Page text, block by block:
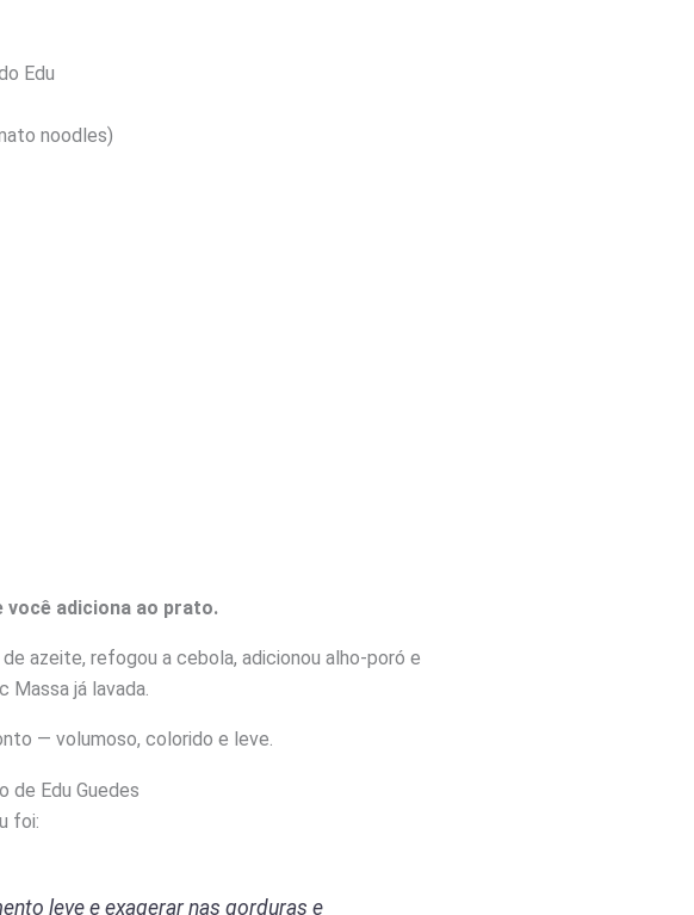
Edu
noodles)
você adiciona ao prato.
azeite, refogou a cebola, adicionou alho-poró e
Massa já lavada.
— volumoso, colorido e leve.
de Edu Guedes
foi:
leve e exagerar nas gorduras e